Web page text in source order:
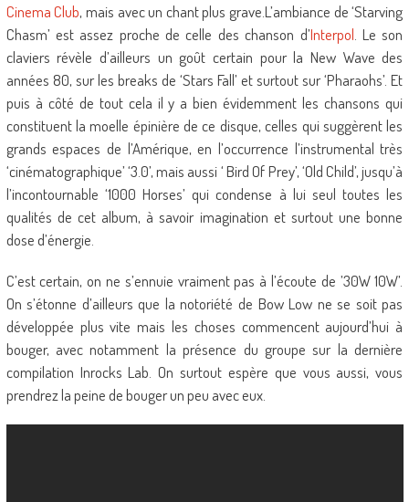
Cinema Club, mais avec un chant plus grave.L’ambiance de ‘Starving
Chasm’ est assez proche de celle des chanson d’Interpol . Le son
claviers révèle d’ailleurs un goût certain pour la New Wave des
années 80, sur les breaks de ‘Stars Fall’ et surtout sur ‘Pharaohs’. Et
puis à côté de tout cela il y a bien évidemment les chansons qui
constituent la moelle épinière de ce disque, celles qui suggèrent les
grands espaces de l’Amérique, en l’occurrence l’instrumental très
‘cinématographique’ ‘3.0’, mais aussi ‘ Bird Of Prey’, ‘Old Child’, jusqu’à
l’incontournable ‘1000 Horses’ qui condense à lui seul toutes les
qualités de cet album, à savoir imagination et surtout une bonne
dose d’énergie.
C’est certain, on ne s’ennuie vraiment pas à l’écoute de ’30W 10W’.
On s’étonne d’ailleurs que la notoriété de Bow Low ne se soit pas
développée plus vite mais les choses commencent aujourd’hui à
bouger, avec notamment la présence du groupe sur la dernière
compilation Inrocks Lab. On surtout espère que vous aussi, vous
prendrez la peine de bouger un peu avec eux.